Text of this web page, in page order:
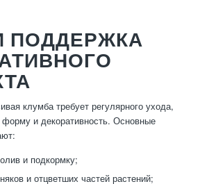
ПОДДЕРЖКА
клумба требует регулярного ухода,
форму и декоративность. Основные
и подкормку;
и отцветших частей растений;